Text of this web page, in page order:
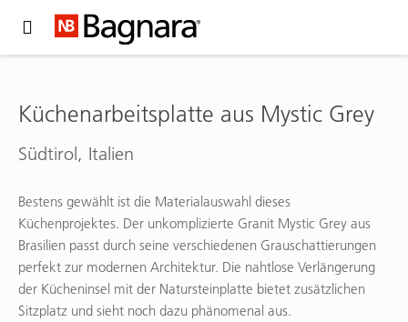
Küchenarbeitsplatte aus Mystic Grey
Südtirol, Italien
Bestens gewählt ist die Materialauswahl dieses
Küchenprojektes. Der unkomplizierte Granit Mystic Grey aus
Brasilien passt durch seine verschiedenen Grauschattierungen
perfekt zur modernen Architektur. Die nahtlose Verlängerung
der Kücheninsel mit der Natursteinplatte bietet zusätzlichen
Sitzplatz und sieht noch dazu phänomenal aus.